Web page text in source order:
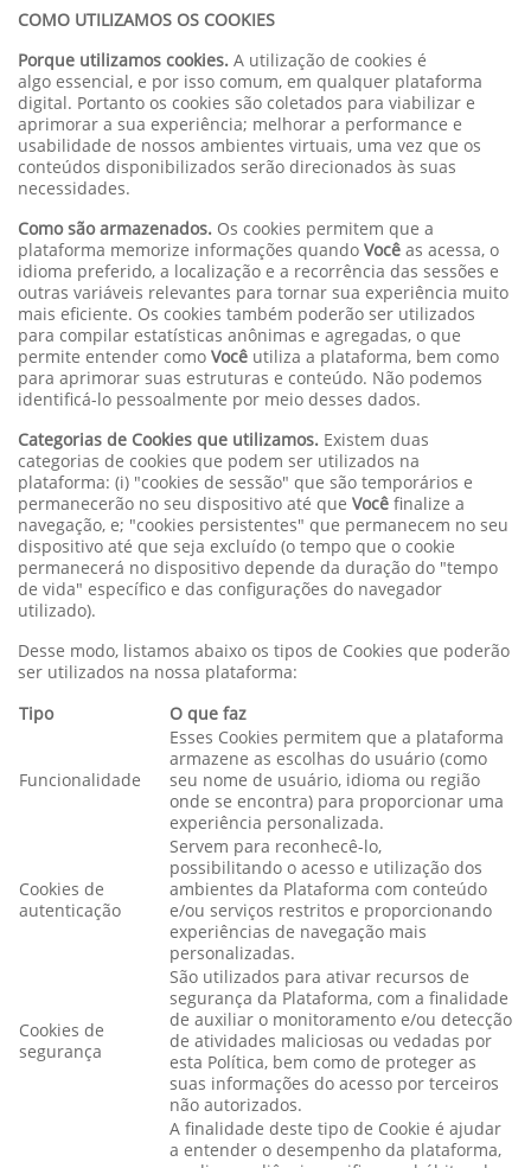
COMO UTILIZAMOS OS COOKIES
Porque utilizamos cookies. A utilização de cookies é
algo essencial, e por isso comum, em qualquer plataforma
digital. Portanto os cookies são coletados para viabilizar e
aprimorar a sua experiência; melhorar a performance e
usabilidade de nossos ambientes virtuais, uma vez que os
conteúdos disponibilizados serão direcionados às suas
necessidades.
Como são armazenados. Os cookies permitem que a
plataforma memorize informações quando Você as acessa, o
idioma preferido, a localização e a recorrência das sessões e
outras variáveis relevantes para tornar sua experiência muito
mais eficiente. Os cookies também poderão ser utilizados
para compilar estatísticas anônimas e agregadas, o que
permite entender como Você utiliza a plataforma, bem como
para aprimorar suas estruturas e conteúdo. Não podemos
identificá-lo pessoalmente por meio desses dados.
Categorias de Cookies que utilizamos. Existem duas
categorias de cookies que podem ser utilizados na
plataforma: (i) "cookies de sessão" que são temporários e
permanecerão no seu dispositivo até que Você finalize a
navegação, e; "cookies persistentes" que permanecem no seu
dispositivo até que seja excluído (o tempo que o cookie
permanecerá no dispositivo depende da duração do "tempo
de vida" específico e das configurações do navegador
utilizado).
Desse modo, listamos abaixo os tipos de Cookies que poderão
ser utilizados na nossa plataforma:
Tipo
O que faz
Funcionalidade
Esses Cookies permitem que a plataforma
armazene as escolhas do usuário (como
seu nome de usuário, idioma ou região
onde se encontra) para proporcionar uma
experiência personalizada.
Cookies de
autenticação
Servem para reconhecê-lo,
possibilitando o acesso e utilização dos
ambientes da Plataforma com conteúdo
e/ou serviços restritos e proporcionando
experiências de navegação mais
personalizadas.
Cookies de
segurança
São utilizados para ativar recursos de
segurança da Plataforma, com a finalidade
de auxiliar o monitoramento e/ou detecção
de atividades maliciosas ou vedadas por
esta Política, bem como de proteger as
suas informações do acesso por terceiros
não autorizados.
A finalidade deste tipo de Cookie é ajudar
a entender o desempenho da plataforma,